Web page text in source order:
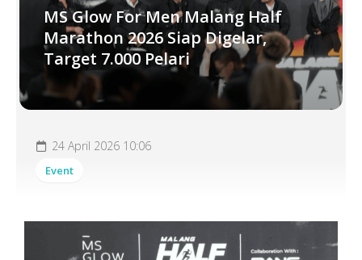
MS Glow For Men Malang Half
Marathon 2026 Siap Digelar,
Target 7.000 Pelari
24 April 2026 10:06
Event